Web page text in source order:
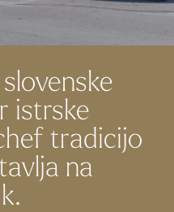
istrske
tradicijo
na